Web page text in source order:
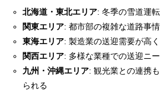
北海道・東北エリア: 冬季の雪道運
関東エリア: 都市部の複雑な道路事
東海エリア: 製造業の送迎需要が高
関西エリア: 多様な業種での送迎ニ
九州・沖縄エリア: 観光業との連携
られる